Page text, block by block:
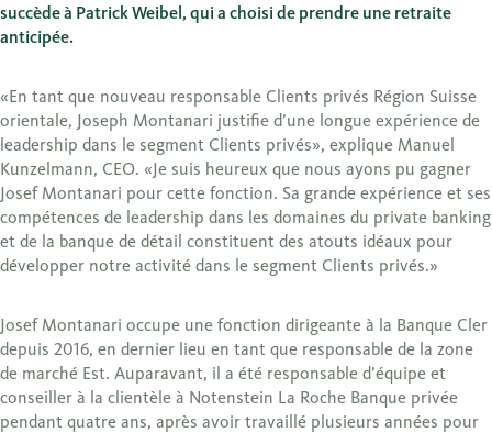
succède à Patrick Weibel, qui a choisi de prendre une retraite
anticipée.
«En tant que nouveau responsable Clients privés Région Suisse
orientale, Joseph Montanari justifie d’une longue expérience de
leadership dans le segment Clients privés», explique Manuel
Kunzelmann, CEO. «Je suis heureux que nous ayons pu gagner
Josef Montanari pour cette fonction. Sa grande expérience et ses
compétences de leadership dans les domaines du private banking
et de la banque de détail constituent des atouts idéaux pour
développer notre activité dans le segment Clients privés.»
Josef Montanari occupe une fonction dirigeante à la Banque Cler
depuis 2016, en dernier lieu en tant que responsable de la zone
de marché Est. Auparavant, il a été responsable d’équipe et
conseiller à la clientèle à Notenstein La Roche Banque privée
pendant quatre ans, après avoir travaillé plusieurs années pour